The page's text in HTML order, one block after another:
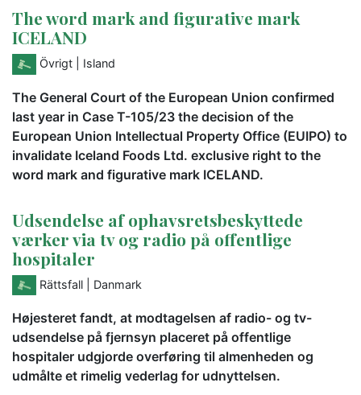
The word mark and figurative mark
ICELAND
Övrigt | Island
The General Court of the European Union confirmed
last year in Case T-105/23 the decision of the
European Union Intellectual Property Office (EUIPO) to
invalidate Iceland Foods Ltd. exclusive right to the
word mark and figurative mark ICELAND.
Udsendelse af ophavsretsbeskyttede
værker via tv og radio på offentlige
hospitaler
Rättsfall | Danmark
Højesteret fandt, at modtagelsen af radio- og tv-
udsendelse på fjernsyn placeret på offentlige
hospitaler udgjorde overføring til almenheden og
udmålte et rimelig vederlag for udnyttelsen.